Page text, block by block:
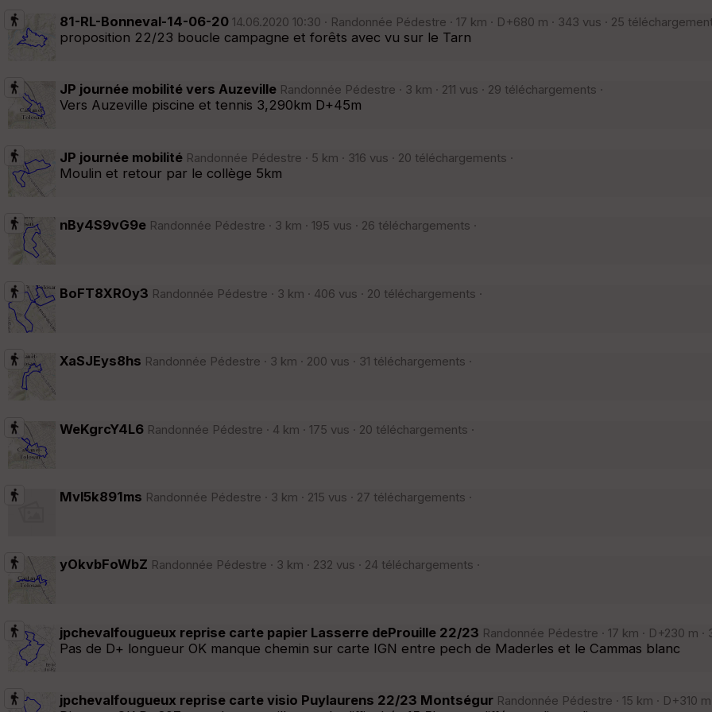
81-RL-Bonneval-14-06-20 14.06.2020 10:30 · Randonnée Pédestre · 17 km · D+680 m · 343 vus · 25
proposition 22/23 boucle campagne et forêts avec vu sur le Tarn
JP journée mobilité vers Auzeville Randonnée Pédestre · 3 km · 211 vus · 29 téléchargements ·
Vers Auzeville piscine et tennis 3,290km D+45m
JP journée mobilité Randonnée Pédestre · 5 km · 316 vus · 20 téléchargements ·
Moulin et retour par le collège 5km
nBy4S9vG9e Randonnée Pédestre · 3 km · 195 vus · 26 téléchargements ·
BoFT8XROy3 Randonnée Pédestre · 3 km · 406 vus · 20 téléchargements ·
XaSJEys8hs Randonnée Pédestre · 3 km · 200 vus · 31 téléchargements ·
WeKgrcY4L6 Randonnée Pédestre · 4 km · 175 vus · 20 téléchargements ·
Mvl5k891ms Randonnée Pédestre · 3 km · 215 vus · 27 téléchargements ·
yOkvbFoWbZ Randonnée Pédestre · 3 km · 232 vus · 24 téléchargements ·
jpchevalfougueux reprise carte papier Lasserre deProuille 22/23 Randonnée Pédestre · 17 km · D+230 m
Pas de D+ longueur OK manque chemin sur carte IGN entre pech de Maderles et le Cammas blanc
jpchevalfougueux reprise carte visio Puylaurens 22/23 Montségur Randonnée Pédestre · 15 km · D+310